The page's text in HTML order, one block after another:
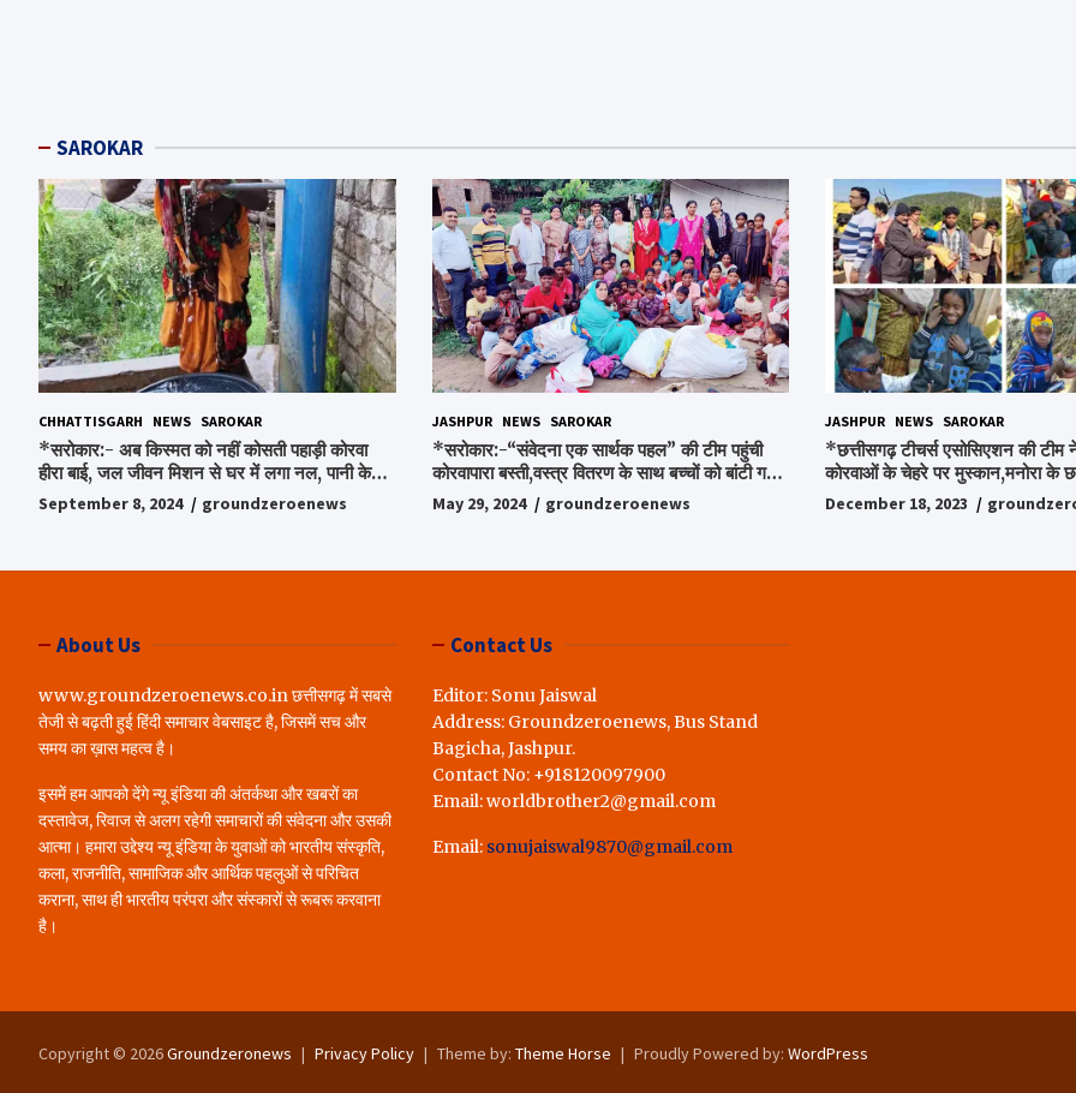
SAROKAR
CHHATTISGARH NEWS SAROKAR
*सरोकार:- अब किस्मत को नहीं कोसती पहाड़ी कोरवा
हीरा बाई, जल जीवन मिशन से घर में लगा नल, पानी के
लिए रोज होने वाली टेंशन से मिली मुक्ति…*
September 8, 2024 groundzeroenews
JASHPUR NEWS SAROKAR
*सरोकार:-“संवेदना एक सार्थक पहल” की टीम पहुंची
कोरवापारा बस्ती,वस्त्र वितरण के साथ बच्चों को बांटी गई
चॉकलेट, स्टेशनरी और बिस्किट,अपनों के बीच अपनों को
पाकर भाव विभोर हुए लोग,संवेदना समूह के संस्थापक
May 29, 2024 groundzeroenews
JASHPUR NEWS SAROKAR
*छत्तीसगढ़ टीचर्स एसोसिएशन की टीम
कोरवाओं के चेहरे पर मुस्कान,मनोरा के
किया ये अभियान, पढ़िए पूरी ख़बर…*
December 18, 2023
About Us
www.groundzeroenews.co.in छत्तीसगढ़ में सबसे
तेजी से बढ़ती हुई हिंदी समाचार वेबसाइट है, जिसमें सच और
समय का ख़ास महत्व है।
इसमें हम आपको देंगे न्यू इंडिया की अंतर्कथा और खबरों का
दस्तावेज, रिवाज से अलग रहेगी समाचारों की संवेदना और उसकी
आत्मा। हमारा उद्देश्य न्यू इंडिया के युवाओं को भारतीय संस्कृति,
कला, राजनीति, सामाजिक और आर्थिक पहलुओं से परिचित
कराना, साथ ही भारतीय परंपरा और संस्कारों से रूबरू करवाना
है।
Contact Us
Editor: Sonu Jaiswal
Address: Groundzeroenews, Bus Stand
Bagicha, Jashpur.
Contact No: +918120097900
Email: worldbrother2@gmail.com
Email: sonujaiswal9870@gmail.com
Copyright © 2026Groundzeronews Privacy Policy Theme by: Theme Horse Proudly Powered by: WordPress